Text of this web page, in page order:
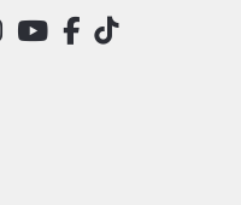
Link a instagram
Link a youtube
Link aLink a